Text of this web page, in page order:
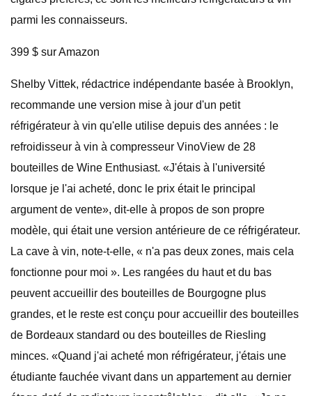
parmi les connaisseurs.
399 $ sur Amazon
Shelby Vittek, rédactrice indépendante basée à Brooklyn,
recommande une version mise à jour d'un petit
réfrigérateur à vin qu'elle utilise depuis des années : le
refroidisseur à vin à compresseur VinoView de 28
bouteilles de Wine Enthusiast. «J'étais à l'université
lorsque je l'ai acheté, donc le prix était le principal
argument de vente», dit-elle à propos de son propre
modèle, qui était une version antérieure de ce réfrigérateur.
La cave à vin, note-t-elle, « n'a pas deux zones, mais cela
fonctionne pour moi ». Les rangées du haut et du bas
peuvent accueillir des bouteilles de Bourgogne plus
grandes, et le reste est conçu pour accueillir des bouteilles
de Bordeaux standard ou des bouteilles de Riesling
minces. «Quand j'ai acheté mon réfrigérateur, j'étais une
étudiante fauchée vivant dans un appartement au dernier